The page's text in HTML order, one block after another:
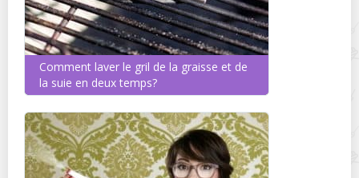
Comment laver le gril de la graisse et de
la suie en deux temps?